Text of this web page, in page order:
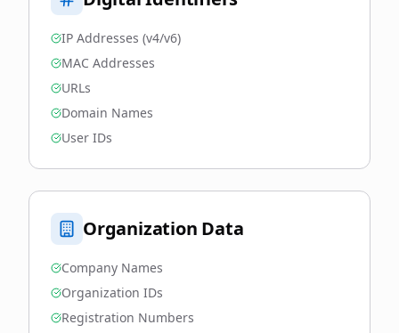
IP Addresses (v4/v6)
MAC Addresses
URLs
Domain Names
User IDs
Organization Data
Company Names
Organization IDs
Registration Numbers